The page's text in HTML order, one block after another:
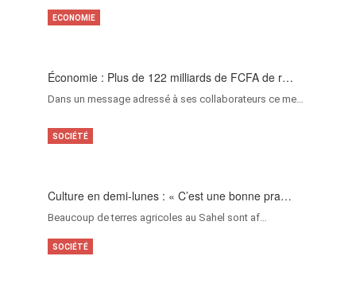
Économie : Plus de 122 milliards de FCFA de r…
Dans un message adressé à ses collaborateurs ce me…
ECONOMIE
Culture en demi-lunes : « C’est une bonne pra…
Beaucoup de terres agricoles au Sahel sont af…
SOCIÉTÉ
SOCIÉTÉ